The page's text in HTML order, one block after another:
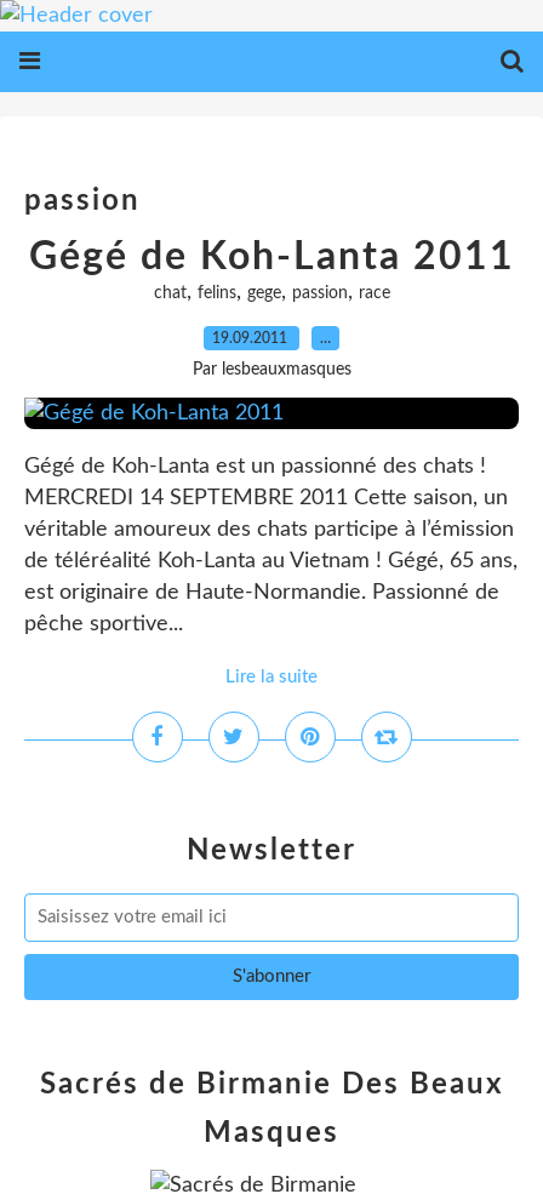
passion
Gégé de Koh-Lanta 2011
chat, felins, gege, passion, race
19.09.2011 …
Par lesbeauxmasques
Gégé de Koh-Lanta est un passionné des chats !
MERCREDI 14 SEPTEMBRE 2011 Cette saison, un
véritable amoureux des chats participe à l’émission
de téléréalité Koh-Lanta au Vietnam ! Gégé, 65 ans,
est originaire de Haute-Normandie. Passionné de
pêche sportive...
Lire la suite
Newsletter
Sacrés de Birmanie Des Beaux
Masques